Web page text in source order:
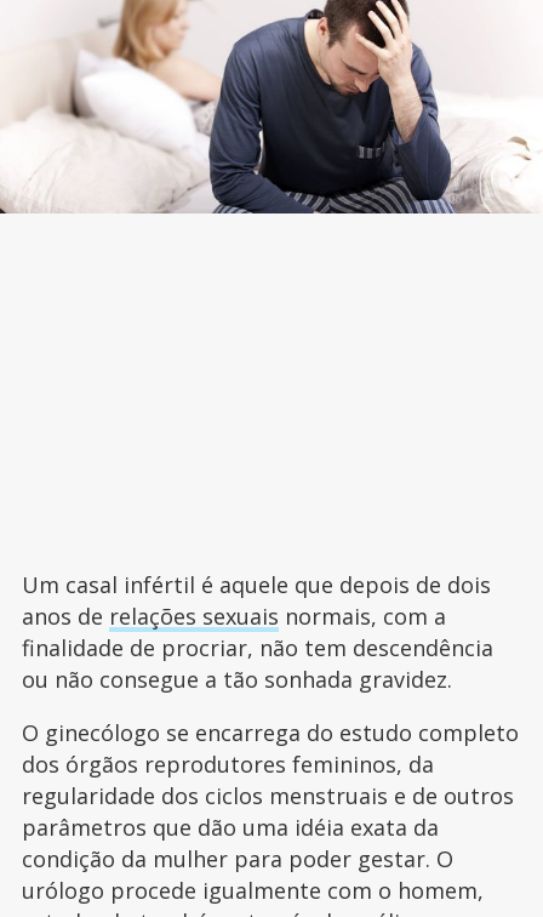
Um casal infértil é aquele que depois de dois
anos de relações sexuais normais, com a
finalidade de procriar, não tem descendência
ou não consegue a tão sonhada gravidez.
O ginecólogo se encarrega do estudo completo
dos órgãos reprodutores femininos, da
regularidade dos ciclos menstruais e de outros
parâmetros que dão uma idéia exata da
condição da mulher para poder gestar. O
urólogo procede igualmente com o homem,